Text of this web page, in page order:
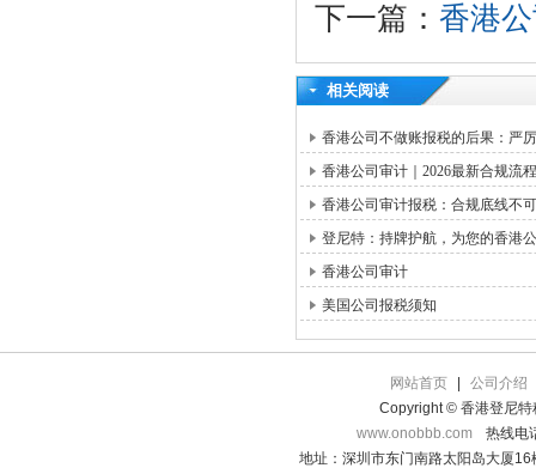
下一篇： 香港
相关阅读
香港公司不做账报税的后果：严
香港公司审计｜2026最新合规流
香港公司审计报税：合规底线不
登尼特：持牌护航，为您的香港
香港公司审计
美国公司报税须知
网站首页
公司介绍
Copyright © 香港登尼特
www.onobbb.com
热线电
地址：深圳市东门南路太阳岛大厦